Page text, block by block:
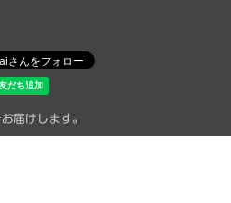
届けします。